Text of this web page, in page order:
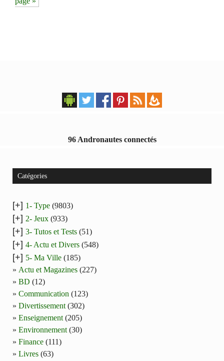
96 Andronautes connectés
Catégories
[+] 1- Type (9803)
[+] 2- Jeux (933)
[+] 3- Tutos et Tests (51)
[+] 4- Actu et Divers (548)
[+] 5- Ma Ville (185)
Actu et Magazines (227)
BD (12)
Communication (123)
Divertissement (302)
Enseignement (205)
Environnement (30)
Finance (111)
Livres (63)